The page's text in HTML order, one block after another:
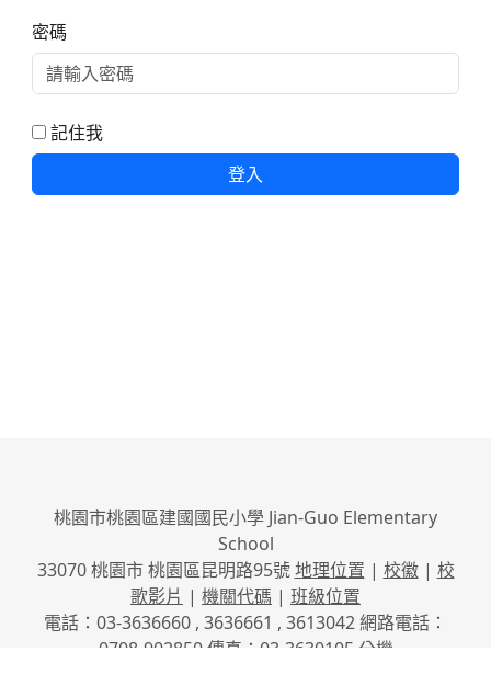
密碼
記住我
登入
桃園市桃園區建國國民小學 Jian-Guo Elementary
School
33070 桃園市 桃園區昆明路95號地理位置 | 校徽| 校
歌影片 | 機關代碼 | 班級位置
電話：03-3636660 , 3636661 , 3613042 網路電話：
0708-902850 傳真：03-3630105 分機